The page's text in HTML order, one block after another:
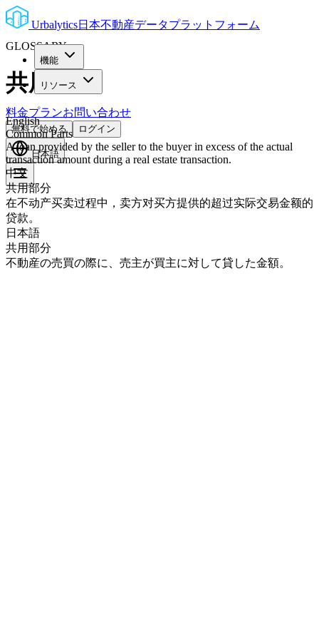
Urbalytics日本不動産データプラットフォーム
機能
リソース
料金プランお問い合わせ
無料で始める ログイン
日本語
GLOSSARY
共用部分
English
Common Parts
A loan provided by the seller to the buyer in excess of the actual
transaction amount during a real estate transaction.
中文
共用部分
在不动产买卖过程中，卖方对买方提供的超过实际交易金额的
贷款。
日本語
共用部分
不動産の売買の際に、売主が買主に対して貸した金額。